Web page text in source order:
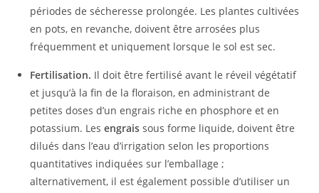
périodes de sécheresse prolongée. Les plantes cultivées
en pots, en revanche, doivent être arrosées plus
fréquemment et uniquement lorsque le sol est sec.
Fertilisation. Il doit être fertilisé avant le réveil végétatif
et jusqu’à la fin de la floraison, en administrant de
petites doses d’un engrais riche en phosphore et en
potassium. Lesengrais sous forme liquide, doivent être
dilués dans l’eau d’irrigation selon les proportions
quantitatives indiquées sur l’emballage ;
alternativement, il est également possible d’utiliser un